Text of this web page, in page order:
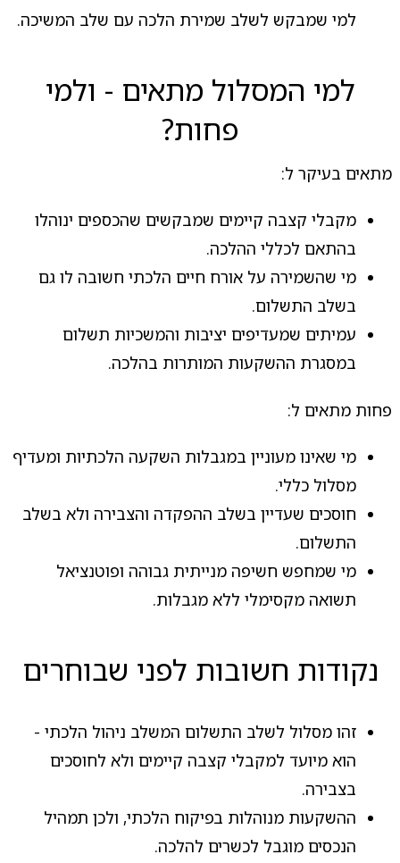
למי שמבקש לשלב שמירת הלכה עם שלב המשיכה.
למי המסלול מתאים - ולמי
פחות?
מתאים בעיקר ל:
מקבלי קצבה קיימים שמבקשים שהכספים ינוהלו
בהתאם לכללי ההלכה.
מי שהשמירה על אורח חיים הלכתי חשובה לו גם
בשלב התשלום.
עמיתים שמעדיפים יציבות והמשכיות תשלום
במסגרת ההשקעות המותרות בהלכה.
פחות מתאים ל:
מי שאינו מעוניין במגבלות השקעה הלכתיות ומעדיף
מסלול כללי.
חוסכים שעדיין בשלב ההפקדה והצבירה ולא בשלב
התשלום.
מי שמחפש חשיפה מנייתית גבוהה ופוטנציאל
תשואה מקסימלי ללא מגבלות.
נקודות חשובות לפני שבוחרים
זהו מסלול לשלב התשלום המשלב ניהול הלכתי -
הוא מיועד למקבלי קצבה קיימים ולא לחוסכים
בצבירה.
ההשקעות מנוהלות בפיקוח הלכתי, ולכן תמהיל
הנכסים מוגבל לכשרים להלכה.